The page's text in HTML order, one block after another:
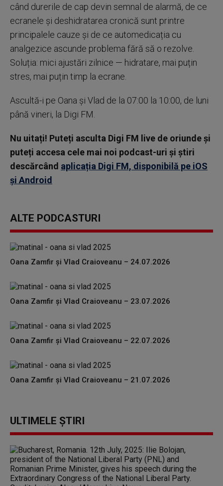
când durerile de cap devin semnal de alarmă, de ce
ecranele și deshidratarea cronică sunt printre
principalele cauze și de ce automedicația cu
analgezice ascunde problema fără să o rezolve.
Soluția: mici ajustări zilnice — hidratare, mai puțin
stres, mai puțin timp la ecrane.
Ascultă-i pe Oana și Vlad de la 07:00 la 10:00, de luni
până vineri, la Digi FM.
Nu uitați! Puteți asculta Digi FM live de oriunde și
puteți accesa cele mai noi podcast-uri și știri
descărcând aplicația Digi FM, disponibilă pe iOS
și Android
ALTE PODCASTURI
Oana Zamfir și Vlad Craioveanu – 24.07.2026
Oana Zamfir și Vlad Craioveanu – 23.07.2026
Oana Zamfir și Vlad Craioveanu – 22.07.2026
Oana Zamfir și Vlad Craioveanu – 21.07.2026
ULTIMELE ȘTIRI